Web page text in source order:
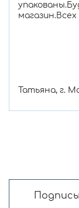
Татьяна, г.